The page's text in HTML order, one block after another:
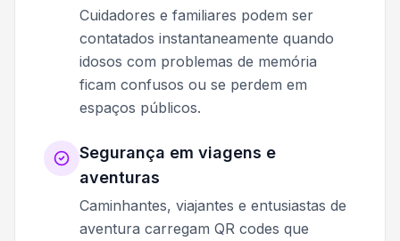
Cuidadores e familiares podem ser
contatados instantaneamente quando
idosos com problemas de memória
ficam confusos ou se perdem em
espaços públicos.
Segurança em viagens e
aventuras
Caminhantes, viajantes e entusiastas de
aventura carregam QR codes que